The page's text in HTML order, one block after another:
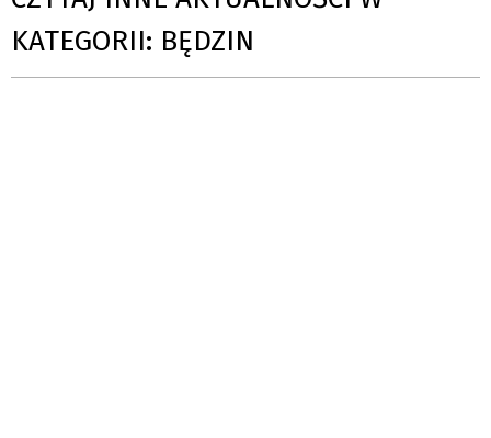
KATEGORII: BĘDZIN